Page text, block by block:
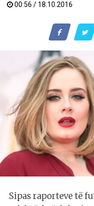
00:56 / 18.10.2016
Sipas raporteve të